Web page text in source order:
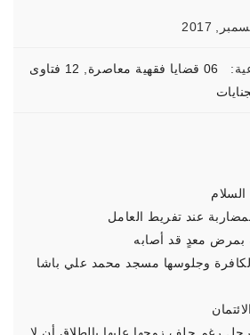
06 قضايا فقهية معاصرة
12 فتاوى
عند تفريط العامل
بمرض معدٍ قد أصابه
وجلوسها مسجد محمد علي باشا